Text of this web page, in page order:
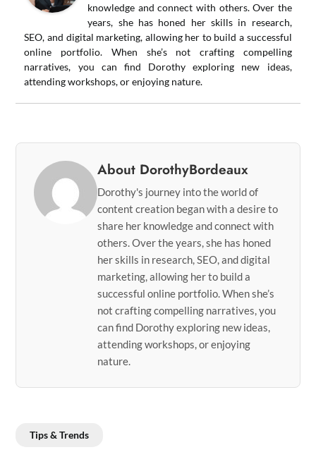
knowledge and connect with others. Over the
years, she has honed her skills in research,
SEO, and digital marketing, allowing her to build a successful
online portfolio. When she’s not crafting compelling
narratives, you can find Dorothy exploring new ideas,
attending workshops, or enjoying nature.
About DorothyBordeaux
Dorothy's journey into the world of
content creation began with a desire to
share her knowledge and connect with
others. Over the years, she has honed
her skills in research, SEO, and digital
marketing, allowing her to build a
successful online portfolio. When she’s
not crafting compelling narratives, you
can find Dorothy exploring new ideas,
attending workshops, or enjoying
nature.
Tips & Trends